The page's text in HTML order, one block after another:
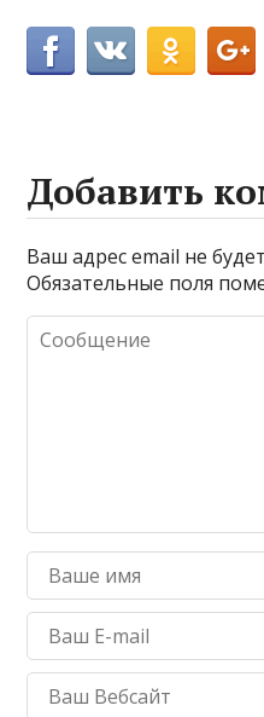
Добавить
Ваш адрес email не
Обязательные поля